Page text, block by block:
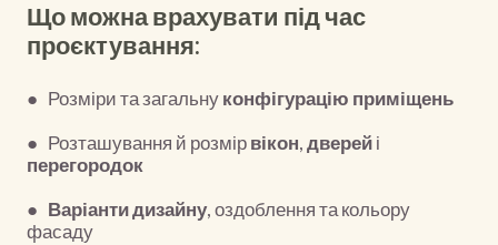
Що можна врахувати під час
проєктування:
● Розміри та загальнуконфігурацію приміщень
● Розташування й розмірвікон,дверейі
перегородок
● Варіанти дизайну, оздоблення та кольору
фасаду